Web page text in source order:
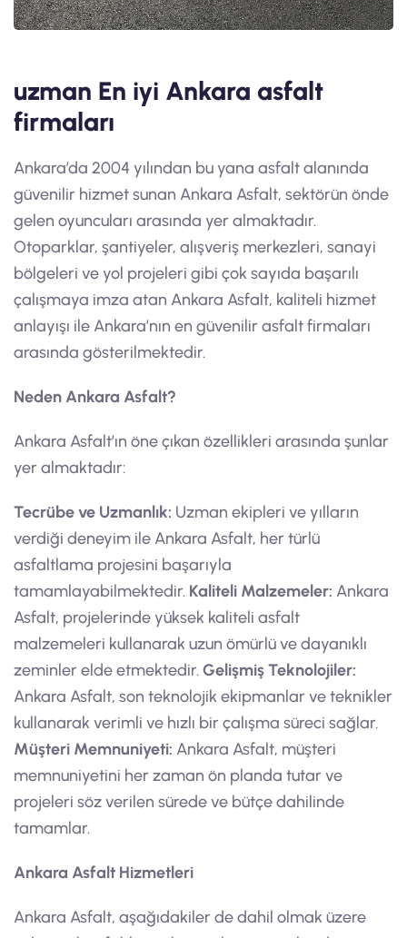
uzman En iyi Ankara asfalt
firmaları
Ankara’da 2004 yılından bu yana asfalt alanında
güvenilir hizmet sunan Ankara Asfalt, sektörün önde
gelen oyuncuları arasında yer almaktadır.
Otoparklar, şantiyeler, alışveriş merkezleri, sanayi
bölgeleri ve yol projeleri gibi çok sayıda başarılı
çalışmaya imza atan Ankara Asfalt, kaliteli hizmet
anlayışı ile Ankara’nın en güvenilir asfalt firmaları
arasında gösterilmektedir.
Neden Ankara Asfalt?
Ankara Asfalt’ın öne çıkan özellikleri arasında şunlar
yer almaktadır:
Tecrübe ve Uzmanlık: Uzman ekipleri ve yılların
verdiği deneyim ile Ankara Asfalt, her türlü
asfaltlama projesini başarıyla
tamamlayabilmektedir. Kaliteli Malzemeler: Ankara
Asfalt, projelerinde yüksek kaliteli asfalt
malzemeleri kullanarak uzun ömürlü ve dayanıklı
zeminler elde etmektedir.Gelişmiş Teknolojiler:
Ankara Asfalt, son teknolojik ekipmanlar ve teknikler
kullanarak verimli ve hızlı bir çalışma süreci sağlar.
Müşteri Memnuniyeti: Ankara Asfalt, müşteri
memnuniyetini her zaman ön planda tutar ve
projeleri söz verilen sürede ve bütçe dahilinde
tamamlar.
Ankara Asfalt Hizmetleri
Ankara Asfalt, aşağıdakiler de dahil olmak üzere